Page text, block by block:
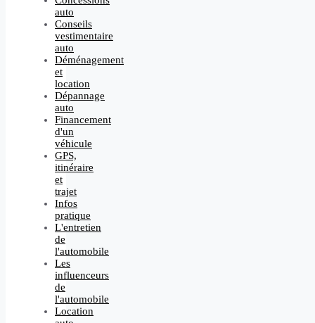
auto
Conseils
vestimentaire
auto
Déménagement
et
location
Dépannage
auto
Financement
d'un
véhicule
GPS,
itinéraire
et
trajet
Infos
pratique
L'entretien
de
l'automobile
Les
influenceurs
de
l'automobile
Location